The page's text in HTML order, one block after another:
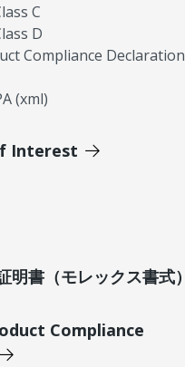
C
D
Compliance Declaration
(xml)
Interest
明書（モレックス書式）
Compliance